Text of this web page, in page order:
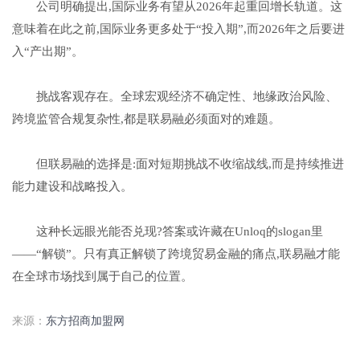
公司明确提出,国际业务有望从2026年起重回增长轨道。这
意味着在此之前,国际业务更多处于“投入期”,而2026年之后要进
入“产出期”。
挑战客观存在。全球宏观经济不确定性、地缘政治风险、
跨境监管合规复杂性,都是联易融必须面对的难题。
但联易融的选择是:面对短期挑战不收缩战线,而是持续推进
能力建设和战略投入。
这种长远眼光能否兑现?答案或许藏在Unloq的slogan里
——“解锁”。只有真正解锁了跨境贸易金融的痛点,联易融才能
在全球市场找到属于自己的位置。
来源： 东方招商加盟网